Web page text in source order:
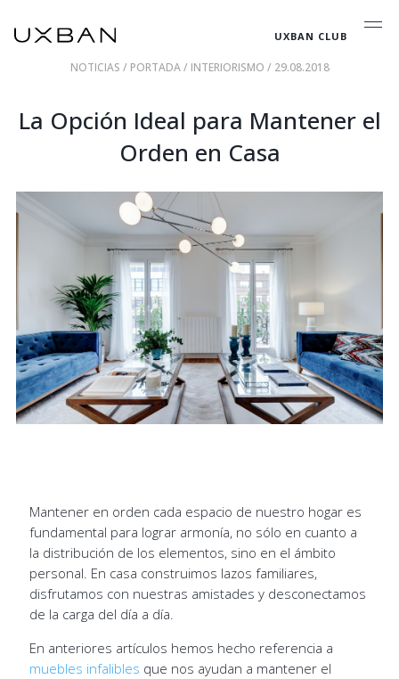
UXBAN CLUB
NOTICIAS / PORTADA/ INTERIORISMO / 29.08.2018
La Opción Ideal para Mantener el
Orden en Casa
Mantener en orden cada espacio de nuestro hogar es
fundamental para lograr armonía, no sólo en cuanto a
la distribución de los elementos, sino en el ámbito
personal. En casa construimos lazos familiares,
disfrutamos con nuestras amistades y desconectamos
de la carga del día a día.
En anteriores artículos hemos hecho referencia a
muebles infalibles que nos ayudan a mantener el